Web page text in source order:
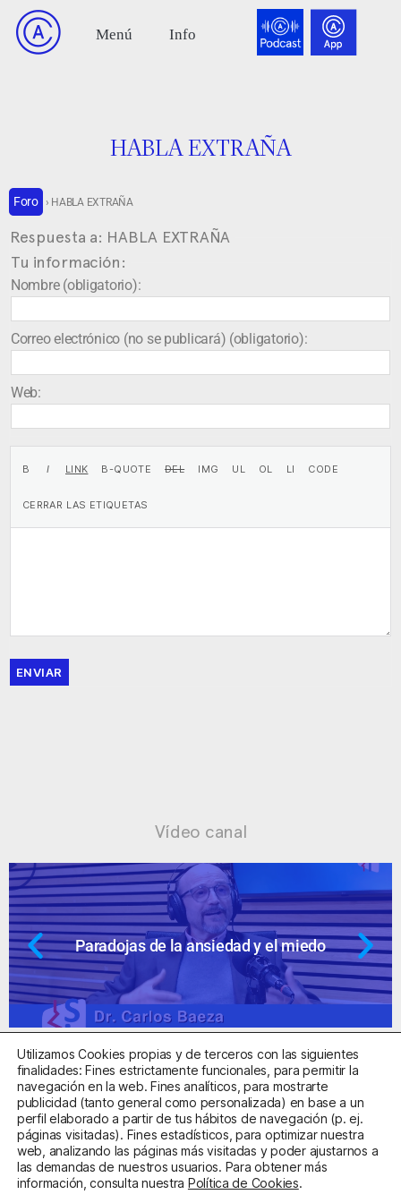
HABLA EXTRAÑA
Foro › HABLA EXTRAÑA
Respuesta a: HABLA EXTRAÑA
Tu información:
Nombre (obligatorio):
Correo electrónico (no se publicará) (obligatorio):
Web:
ENVIAR
Vídeo canal
Paradojas de la ansiedad y el miedo
Centro Sanitario Autorizado con el código E08737002
Aviso LegalPolítica de PrivacidadPolítica de Cookies
Utilizamos Cookies propias y de terceros con las siguientes
finalidades: Fines estrictamente funcionales, para permitir la
navegación en la web. Fines analíticos, para mostrarte
publicidad (tanto general como personalizada) en base a un
perfil elaborado a partir de tus hábitos de navegación (p. ej.
páginas visitadas). Fines estadísticos, para optimizar nuestra
web, analizando las páginas más visitadas y poder ajustarnos a
las demandas de nuestros usuarios. Para obtener más
información, consulta nuestra Política de Cookies.